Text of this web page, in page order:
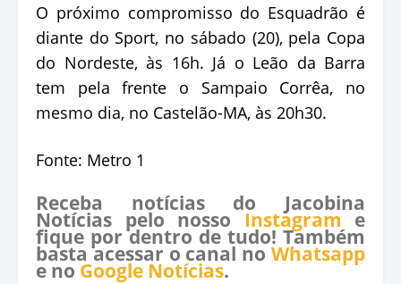
O próximo compromisso do Esquadrão é
diante do Sport, no sábado (20), pela Copa
do Nordeste, às 16h. Já o Leão da Barra
tem pela frente o Sampaio Corrêa, no
mesmo dia, no Castelão-MA, às 20h30.
Fonte: Metro 1
Receba notícias do Jacobina
Notícias pelo nosso Instagram e
fique por dentro de tudo! Também
basta acessar o canal no Whatsapp
e no Google Notícias.